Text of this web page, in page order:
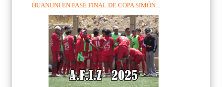
HUANUNI EN FASE FINAL DE COPA SIMÓN...